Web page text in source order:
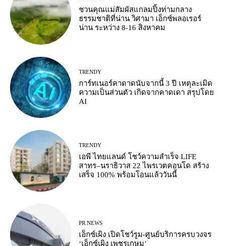
ชวนคุณแม่สัมผัสแกลมปิ้งท่ามกลาง
ธรรมชาติที่น่าน วิศามา เอ็กซ์พลอเรอร์
น่าน ระหว่าง 8-16 สิงหาคม
TRENDY
การ์ทเนอร์คาดาดนับจากนี้ 3 ปี เหตุละเมิด
ความเป็นส่วนตัว เกิดจากคาดเดา สรุปโดย
AI
TRENDY
เอพี ไทยแลนด์ โชว์ความสำเร็จ LIFE
สาทร–นราธิวาส 22 ไพรเวตคอนโด สร้าง
เสร็จ 100% พร้อมโอนแล้ววันนี้
PR NEWS
เอ็กซ์เผิง เปิดโชว์รูม-ศูนย์บริการครบวงจร
‘เอ็กซ์เผิง เพชรเกษม’